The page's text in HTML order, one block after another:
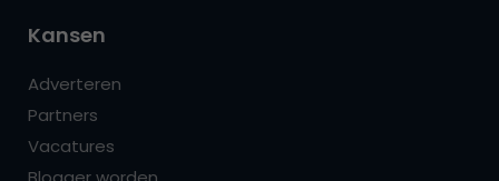
Kansen
Adverteren
Partners
Vacatures